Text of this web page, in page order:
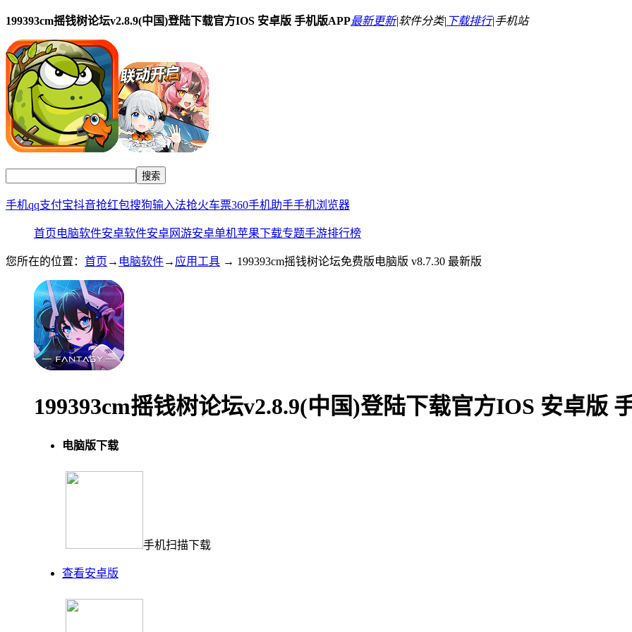
199393cm摇钱树论坛v2.8.9(中国)登陆下载官方IOS 安卓版 手机版APP最新更新|软件分类| 下载排行|手机站
手机qq支付宝抖音抢红包搜狗输入法抢火车票360手机助手手机浏览器
首页电脑软件安卓软件安卓网游安卓单机苹果下载专题手游排行榜
您所在的位置： 首页 → 电脑软件→ 应用工具 → 199393cm摇钱树论坛免费版电脑版 v8.7.30 最新版
199393cm摇钱树论坛v2.8.9(中国)登陆下载官方IOS 安卓版
电脑版下载
手机扫描下载
查看安卓版